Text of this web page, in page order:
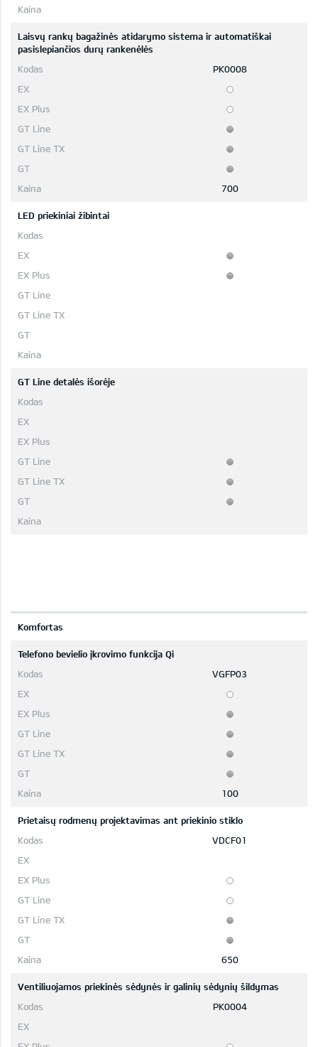
Laisvų rankų bagažinės atidarymo sistema ir automatiškai
pasislepiančios durų rankenėlės
PK0008
700
LED priekiniai žibintai
GT Line detalės išorėje
Komfortas
Telefono bevielio įkrovimo funkcija Qi
VGFP03
100
Prietaisų rodmenų projektavimas ant priekinio stiklo
VDCF01
650
Ventiliuojamos priekinės sėdynės ir galinių sėdynių šildymas
PK0004